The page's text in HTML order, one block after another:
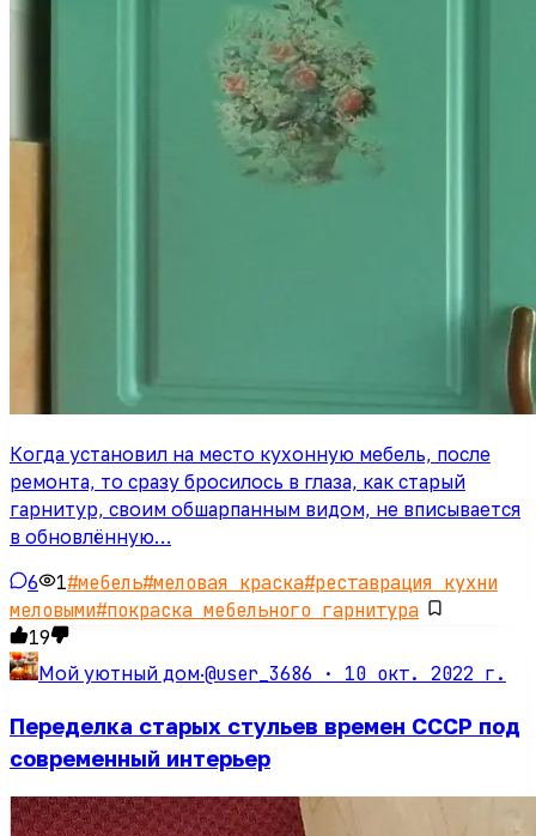
Когда установил на место кухонную мебель, после
ремонта, то сразу бросилось в глаза, как старый
гарнитур, своим обшарпанным видом, не вписывается
в обновлённую…
6 1#мебель#меловая краска#реставрация кухни
меловыми#покраска мебельного гарнитура
19
Мой уютный дом·@user_3686 · 10 окт. 2022 г.
Переделка старых стульев времен СССР под
современный интерьер